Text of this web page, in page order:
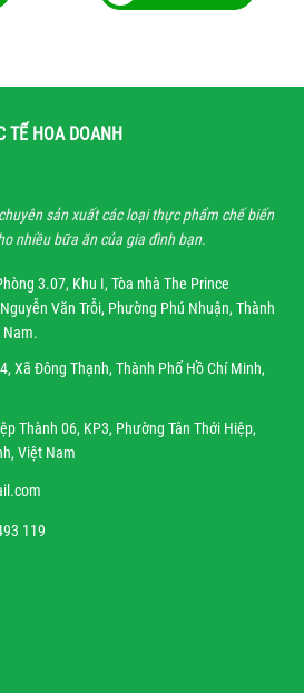
TẾ HOA DOANH
sản xuất các loại thực phẩm chế biến
nhiều bữa ăn của gia đình bạn.
3.07, Khu I, Tòa nhà The Prince
Văn Trỗi, Phường Phú Nhuận, Thành
Nam.
Xã Đông Thạnh, Thành Phố Hồ Chí Minh,
Thành 06, KP3, Phường Tân Thới Hiệp,
Việt Nam
119